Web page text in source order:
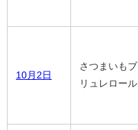
10月2日
さつまいもブ
リュレロール